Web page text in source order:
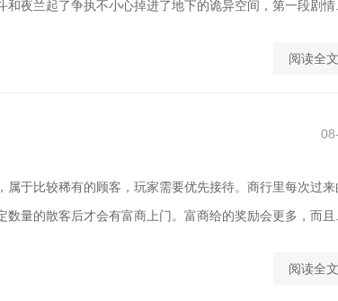
夜兰起了争执不小心掉进了地下的诡异空间，第一段剧情...
阅读全文
属于比较稀有的顾客，玩家需要优先接待。商行里每次过来
量的散客后才会有富商上门。富商给的奖励会更多，而且...
阅读全文